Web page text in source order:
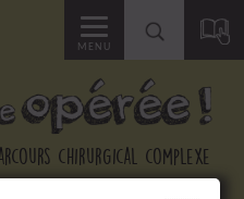
chirurgical complexe
MENU
Accéder
la